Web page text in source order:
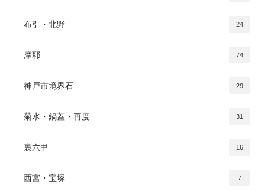
布引・北野 24
摩耶 74
神戸市境界石 29
菊水・鍋蓋・再度 31
裏六甲 16
西宮・宝塚 7